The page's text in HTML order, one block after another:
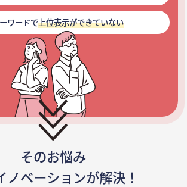
ワードで上位表示ができていない
そのお悩み
ノベーションが解決！